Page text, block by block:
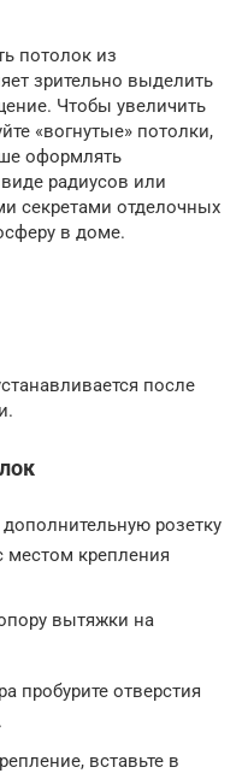
потолок из
зрительно выделить
Чтобы увеличить
«вогнутые» потолки,
оформлять
радиусов или
секретами отделочных
в доме.
после
розетку
местом крепления
вытяжки на
пробурите отверстия
вставьте в